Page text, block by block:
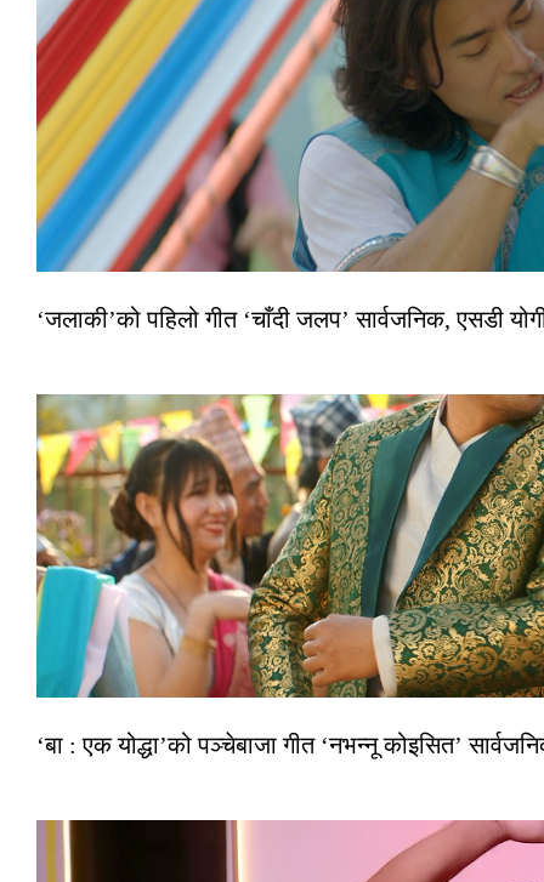
‘जलाकी’को पहिलो गीत ‘चाँदी जलप’ सार्वजनिक, एसडी
‘बा : एक योद्धा’को पञ्चेबाजा गीत ‘नभन्नू कोइसित’